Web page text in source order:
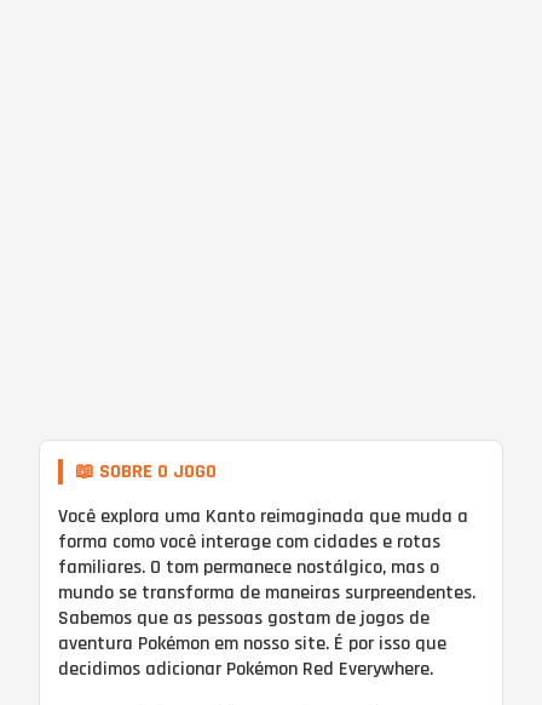
📖 SOBRE O JOGO
Você explora uma Kanto reimaginada que muda a
forma como você interage com cidades e rotas
familiares. O tom permanece nostálgico, mas o
mundo se transforma de maneiras surpreendentes.
Sabemos que as pessoas gostam de jogos de
aventura Pokémon em nosso site. É por isso que
decidimos adicionar Pokémon Red Everywhere.